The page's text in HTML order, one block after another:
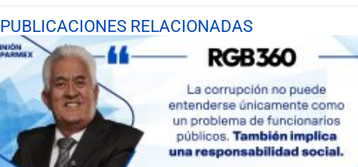
PUBLICACIONES RELACIONADAS